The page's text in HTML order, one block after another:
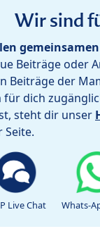
Wir sind
Beiträge oder
Beiträge der
dich
steht dir unser
Seite.
Live Chat Whats-